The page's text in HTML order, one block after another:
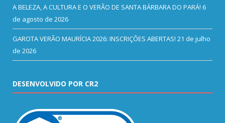
A BELEZA, A CULTURA E O VERÃO DE SANTA BÁRBARA DO PARÁ! 6
de agosto de 2026
GAROTA VERÃO MAURÍCIA 2026: INSCRIÇÕES ABERTAS! 21 de julho
de 2026
DESENVOLVIDO POR CR2